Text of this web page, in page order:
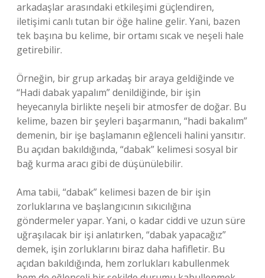
arkadaşlar arasındaki etkileşimi güçlendiren,
iletişimi canlı tutan bir öğe haline gelir. Yani, bazen
tek başına bu kelime, bir ortamı sıcak ve neşeli hale
getirebilir.
Örneğin, bir grup arkadaş bir araya geldiğinde ve
“Hadi dabak yapalım” denildiğinde, bir işin
heyecanıyla birlikte neşeli bir atmosfer de doğar. Bu
kelime, bazen bir şeyleri başarmanın, “hadi bakalım”
demenin, bir işe başlamanın eğlenceli halini yansıtır.
Bu açıdan bakıldığında, “dabak” kelimesi sosyal bir
bağ kurma aracı gibi de düşünülebilir.
Ama tabii, “dabak” kelimesi bazen de bir işin
zorluklarına ve başlangıcının sıkıcılığına
göndermeler yapar. Yani, o kadar ciddi ve uzun süre
uğraşılacak bir işi anlatırken, “dabak yapacağız”
demek, işin zorluklarını biraz daha hafifletir. Bu
açıdan bakıldığında, hem zorlukları kabullenmek